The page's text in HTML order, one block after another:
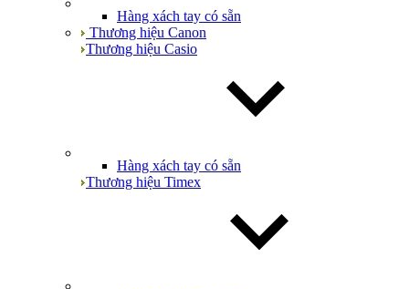
Hàng xách tay có sẵn
Thương hiệu Canon
Thương hiệu Casio
Hàng xách tay có sẵn
Thương hiệu Timex